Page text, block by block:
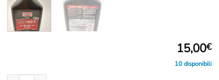
15,00€
10 disponibili